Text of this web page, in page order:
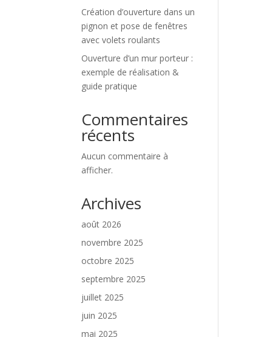
Création d’ouverture dans un
pignon et pose de fenêtres
avec volets roulants
Ouverture d’un mur porteur :
exemple de réalisation &
guide pratique
Commentaires
récents
Aucun commentaire à
afficher.
Archives
août 2026
novembre 2025
octobre 2025
septembre 2025
juillet 2025
juin 2025
mai 2025